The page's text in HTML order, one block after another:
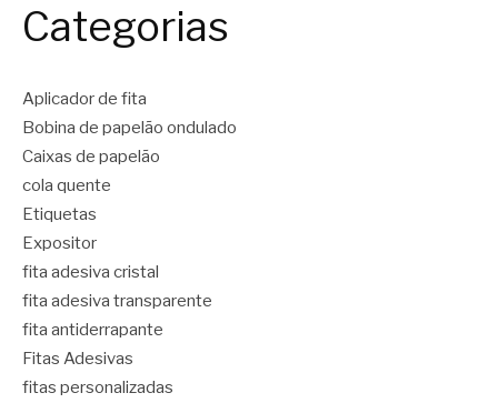
Categorias
Aplicador de fita
Bobina de papelão ondulado
Caixas de papelão
cola quente
Etiquetas
Expositor
fita adesiva cristal
fita adesiva transparente
fita antiderrapante
Fitas Adesivas
fitas personalizadas